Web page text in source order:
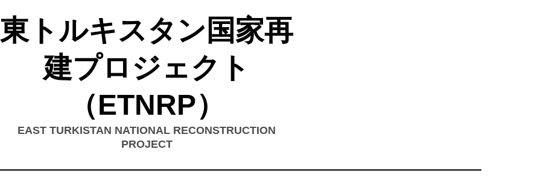
東トルキスタン国家再
建プロジェクト
（ETNRP）
EAST TURKISTAN NATIONAL RECONSTRUCTION
PROJECT